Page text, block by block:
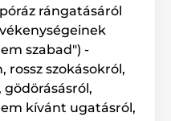
nem okoz problémát
A nyakörv hossza
rángatásáról
szabad") -
rossz szokásokról,
kívánt ugatásról,